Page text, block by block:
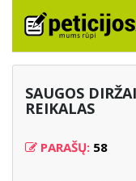
SAUGOS
REIKALAS
PARAŠŲ: 58